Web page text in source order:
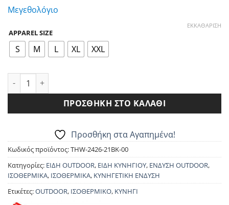
was:
34.90€.
31.40€.
Μεγεθολόγιο
APPAREL SIZE
S M L XL XXL
ΕΚΚΑΘΆΡΙΣΗ
ΙΣΟΘΕΡΜΙΚΟ ΜΠΛΟΥΖΑΚΙ THERMOWAVE 2 IN 1 LS ποσότητα
ΠΡΟΣΘΉΚΗ ΣΤΟ ΚΑΛΆΘΙ
Προσθήκη στα Αγαπημένα!
Κωδικός προϊόντος:THW-2426-21BK-00
Κατηγορίες: ΕΙΔΗ OUTDOOR, ΕΙΔΗ ΚΥΝΗΓΙΟΥ, ΕΝΔΥΣΗ OUTDOOR,
ΙΣΟΘΕΡΜΙΚΑ, ΙΣΟΘΕΡΜΙΚΑ, ΚΥΝΗΓΕΤΙΚΗ ΕΝΔΥΣΗ
Ετικέτες:OUTDOOR, ΙΣΟΘΕΡΜΙΚΟ, ΚΥΝΗΓΙ